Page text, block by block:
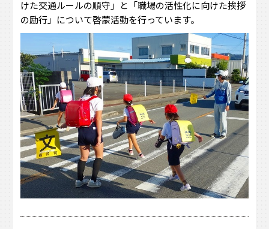
けた交通ルールの順守」と「職場の活性化に向けた挨拶
の励行」について啓蒙活動を行っています。